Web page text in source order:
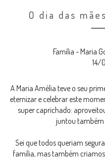
O dia das
Família - Maria
14/
A Maria Amélia teve o seu
eternizar e celebrar este
super caprichado:
juntou também
Sei que todos queriam
família, mas também